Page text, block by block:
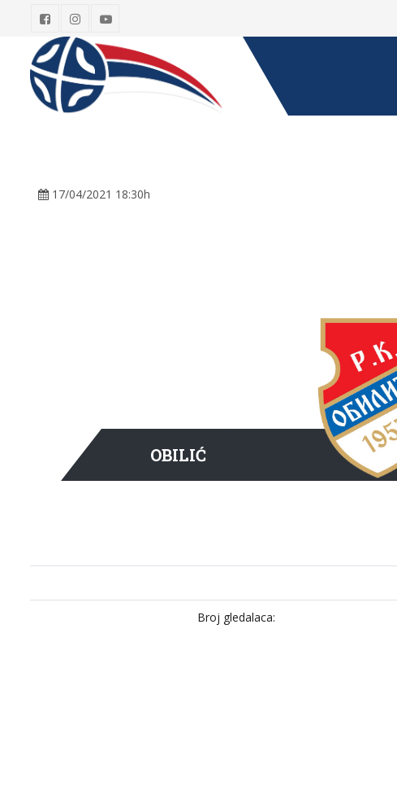
17/04/2021 18:30h
OBILIĆ
Broj gledalaca: